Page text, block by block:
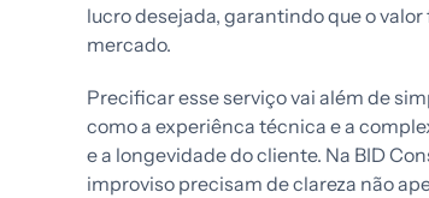
lucro desejada, garantindo que o
mercado.
Precificar esse serviço vai além de
como a experiênca técnica e a
e a longevidade do cliente. Na BID
improviso precisam de clareza não